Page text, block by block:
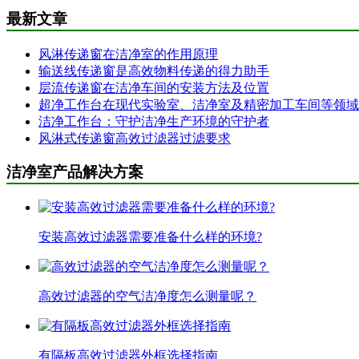
最新文章
风淋传递窗在洁净室的作用原理
输送线传递窗是高效物料传递的得力助手
层流传递窗在洁净车间的安装方法及位置
超净工作台在现代实验室、洁净室及精密加工车间等领
洁净工作台：守护洁净生产环境的守护者
风淋式传递窗高效过滤器过滤要求
洁净室产品解决方案
安装高效过滤器需要准备什么样的环境?
高效过滤器的空气洁净度怎么测量呢？
有隔板高效过滤器外框选择指南